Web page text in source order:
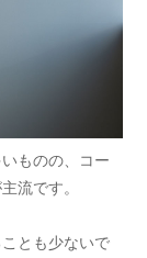
ものの、コー
流です。
とも少ないで